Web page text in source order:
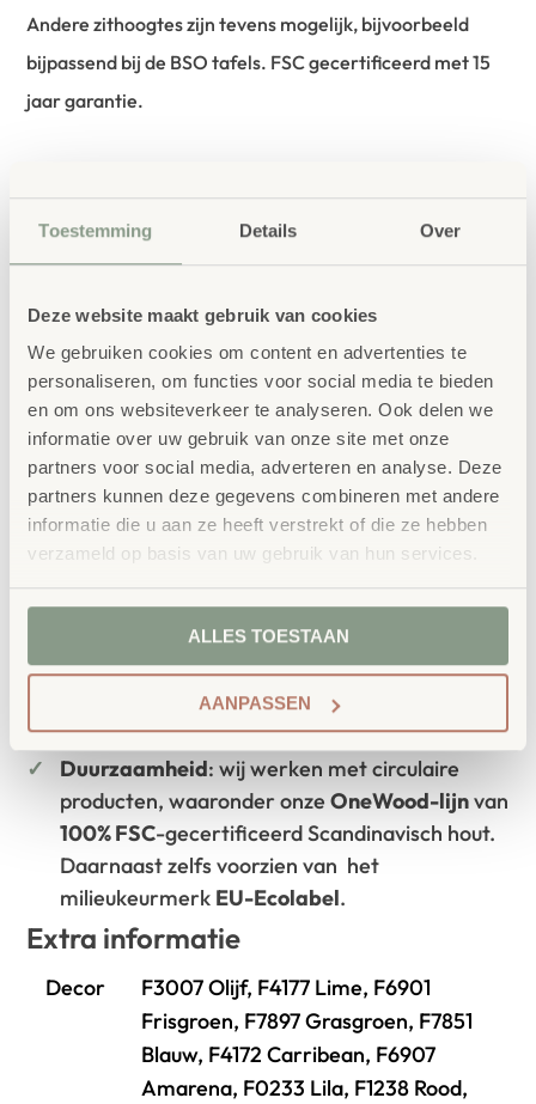
Toestemming Details Over
Deze website maakt gebruik van cookies
We gebruiken cookies om content en advertenties te
personaliseren, om functies voor social media te bieden
en om ons websiteverkeer te analyseren. Ook delen we
informatie over uw gebruik van onze site met onze
partners voor social media, adverteren en analyse. Deze
partners kunnen deze gegevens combineren met andere
informatie die u aan ze heeft verstrekt of die ze hebben
verzameld op basis van uw gebruik van hun services.
ALLES TOESTAAN
AANPASSEN
Andere zithoogtes zijn tevens mogelijk, bijvoorbeeld
bijpassend bij de BSO tafels. FSC gecertificeerd met 15
jaar garantie.
Concept
School Concept is de specialist in
leeromgeving inspireert wanneer deze
aansluit bij de behoeften van kinderen én
leerkrachten.
Waarom School Concept?
Maatwerk: ieder project start vanuit uw idee
Kwaliteit: al ons school- en
kinderopvangmeubilair is uitvoerig getest en
voldoet aan GS- en TÜV-keuringen
Duurzaamheid: wij werken met circulaire
producten, waaronder onzeOneWood-lijnvan
100% FSC-gecertificeerd Scandinavisch hout.
Daarnaast zelfs voorzien van het
milieukeurmerk EU-Ecolabel.
Extra informatie
Decor
F3007 Olijf, F4177 Lime, F6901
Frisgroen, F7897 Grasgroen, F7851
Blauw, F4172 Carribean, F6907
Amarena, F0233 Lila, F1238 Rood,